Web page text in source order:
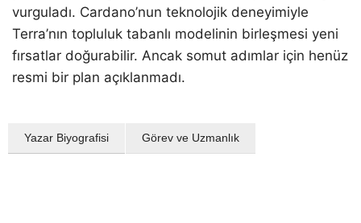
vurguladı. Cardano’nun teknolojik deneyimiyle
Terra’nın topluluk tabanlı modelinin birleşmesi yeni
fırsatlar doğurabilir. Ancak somut adımlar için henüz
resmi bir plan açıklanmadı.
Yazar Biyografisi Görev ve Uzmanlık